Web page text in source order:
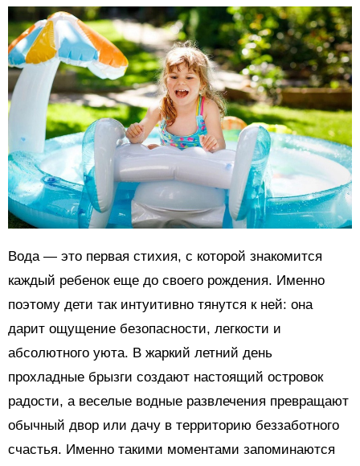
Вода — это первая стихия, с которой знакомится
каждый ребенок еще до своего рождения. Именно
поэтому дети так интуитивно тянутся к ней: она
дарит ощущение безопасности, легкости и
абсолютного уюта. В жаркий летний день
прохладные брызги создают настоящий островок
радости, а веселые водные развлечения превращают
обычный двор или дачу в территорию беззаботного
счастья. Именно такими моментами запоминаются